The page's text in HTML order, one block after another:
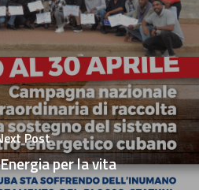
Post
per la vita